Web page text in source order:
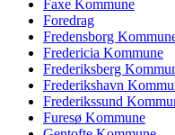
Faxe Kommune
Foredrag
Fredensborg
Fredericia Kommune
Frederiksberg
Frederikshavn
Frederikssund
Furesø Kommune